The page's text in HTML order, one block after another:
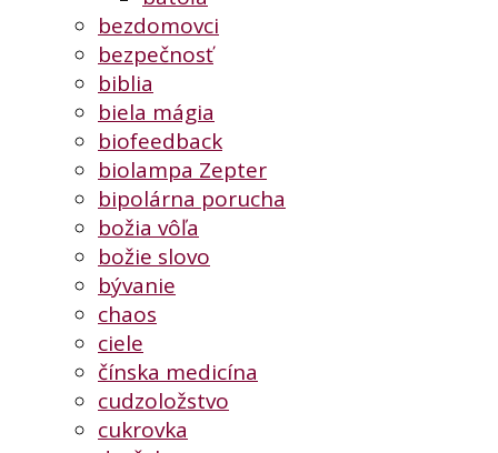
bezdomovci
bezpečnosť
biblia
biela mágia
biofeedback
biolampa Zepter
bipolárna porucha
božia vôľa
božie slovo
bývanie
chaos
ciele
čínska medicína
cudzoložstvo
cukrovka